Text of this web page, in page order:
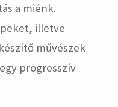
a miénk.
illetve
művészek
progresszív